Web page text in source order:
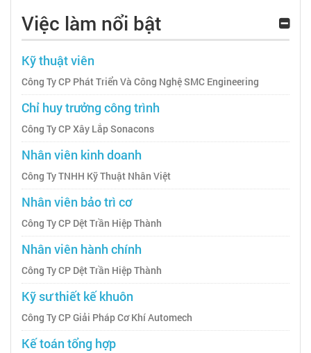
Việc làm nổi bật
Kỹ thuật viên
Công Ty CP Phát Triển Và Công Nghệ SMC Engineering
Chỉ huy trưởng công trình
Công Ty CP Xây Lắp Sonacons
Nhân viên kinh doanh
Công Ty TNHH Kỹ Thuật Nhân Việt
Nhân viên bảo trì cơ
Công Ty CP Dệt Trần Hiệp Thành
Nhân viên hành chính
Công Ty CP Dệt Trần Hiệp Thành
Kỹ sư thiết kế khuôn
Công Ty CP Giải Pháp Cơ Khí Automech
Kế toán tổng hợp